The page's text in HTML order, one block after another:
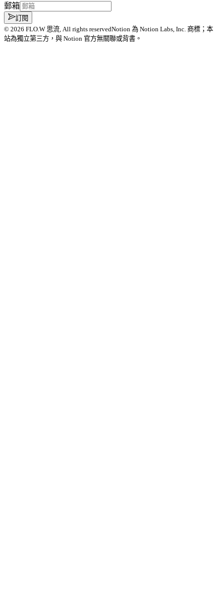
郵箱
訂閱
© 2026 FLO.W 思流 , All rights reservedNotion 為 Notion Labs, Inc. 商標；本
站為獨立第三方，與 Notion 官方無關聯或背書。